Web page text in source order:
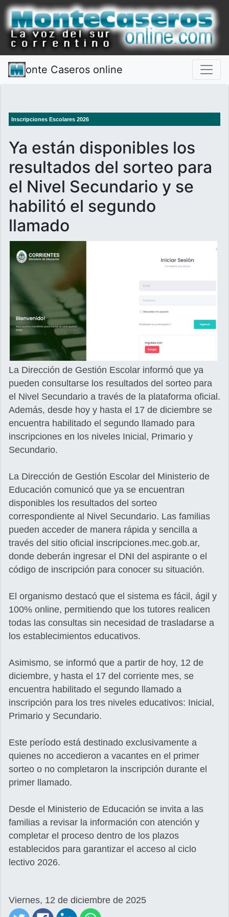
onte Caseros online
Inscripciones Escolares 2026
Ya están disponibles los
resultados del sorteo para
el Nivel Secundario y se
habilitó el segundo
llamado
La Dirección de Gestión Escolar informó que ya
pueden consultarse los resultados del sorteo para
el Nivel Secundario a través de la plataforma oficial.
Además, desde hoy y hasta el 17 de diciembre se
encuentra habilitado el segundo llamado para
inscripciones en los niveles Inicial, Primario y
Secundario.
La Dirección de Gestión Escolar del Ministerio de
Educación comunicó que ya se encuentran
disponibles los resultados del sorteo
correspondiente al Nivel Secundario. Las familias
pueden acceder de manera rápida y sencilla a
través del sitio oficial inscripciones.mec.gob.ar,
donde deberán ingresar el DNI del aspirante o el
código de inscripción para conocer su situación.
El organismo destacó que el sistema es fácil, ágil y
100% online, permitiendo que los tutores realicen
todas las consultas sin necesidad de trasladarse a
los establecimientos educativos.
Asimismo, se informó que a partir de hoy, 12 de
diciembre, y hasta el 17 del corriente mes, se
encuentra habilitado el segundo llamado a
inscripción para los tres niveles educativos: Inicial,
Primario y Secundario.
Este período está destinado exclusivamente a
quienes no accedieron a vacantes en el primer
sorteo o no completaron la inscripción durante el
primer llamado.
Desde el Ministerio de Educación se invita a las
familias a revisar la información con atención y
completar el proceso dentro de los plazos
establecidos para garantizar el acceso al ciclo
lectivo 2026.
Viernes, 12 de diciembre de 2025